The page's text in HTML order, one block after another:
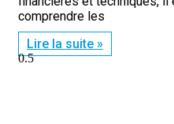
comprendre les
Lire la suite »